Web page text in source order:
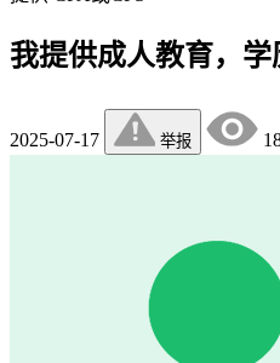
我提供成人教育，
2025-07-17 举报